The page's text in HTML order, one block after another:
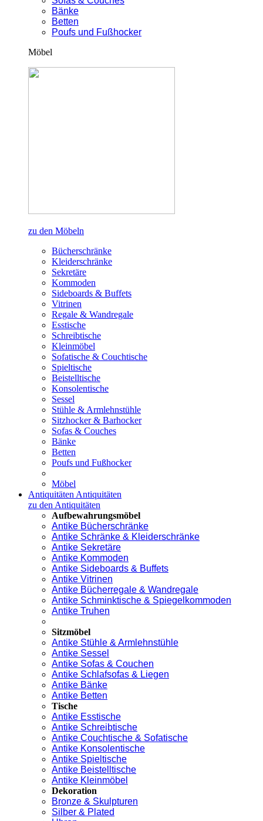
Bänke
Betten
Poufs und Fußhocker
Möbel
zu den Möbeln
Bücherschränke
Kleiderschränke
Sekretäre
Kommoden
Sideboards & Buffets
Vitrinen
Regale & Wandregale
Esstische
Schreibtische
Kleinmöbel
Sofatische & Couchtische
Spieltische
Beistelltische
Konsolentische
Sessel
Stühle & Armlehnstühle
Sitzhocker & Barhocker
Sofas & Couches
Bänke
Betten
Poufs und Fußhocker
Möbel
Antiquitäten Antiquitäten
zu den Antiquitäten
Aufbewahrungsmöbel
Antike Bücherschränke
Antike Schränke & Kleiderschränke
Antike Sekretäre
Antike Kommoden
Antike Sideboards & Buffets
Antike Vitrinen
Antike Bücherregale & Wandregale
Antike Schminktische & Spiegelkommoden
Antike Truhen
Sitzmöbel
Antike Stühle & Armlehnstühle
Antike Sessel
Antike Sofas & Couchen
Antike Schlafsofas & Liegen
Antike Bänke
Antike Betten
Tische
Antike Esstische
Antike Schreibtische
Antike Couchtische & Sofatische
Antike Konsolentische
Antike Spieltische
Antike Beistelltische
Antike Kleinmöbel
Dekoration
Bronze & Skulpturen
Silber & Plated